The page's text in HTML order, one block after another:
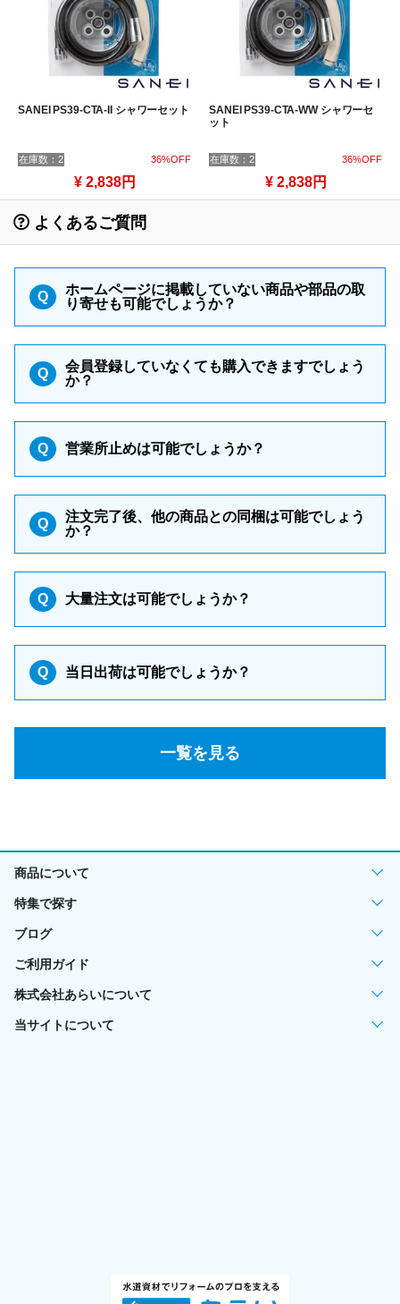
SANEI PS39-CTA-II シャワーセット
在庫数：2 36%OFF
¥ 2,838円
SANEI PS39-CTA-WW シャワーセ
ット
在庫数：2 36%OFF
¥ 2,838円
よくあるご質問
Q
ホームページに掲載していない商品や部品の取
り寄せも可能でしょうか？
Q
会員登録していなくても購入できますでしょう
か？
Q 営業所止めは可能でしょうか？
Q
注文完了後、他の商品との同梱は可能でしょう
か？
Q 大量注文は可能でしょうか？
Q 当日出荷は可能でしょうか？
一覧を見る
商品について
特集で探す
ブログ
ご利用ガイド
株式会社あらいについて
当サイトについて